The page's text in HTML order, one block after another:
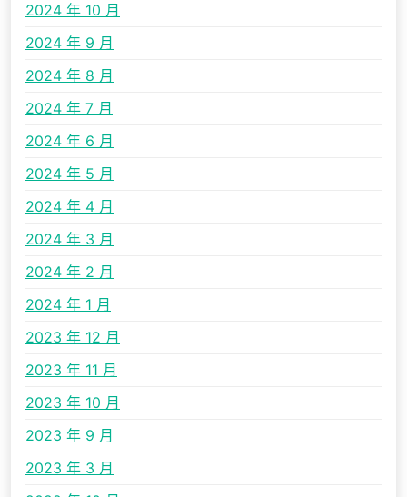
2024 年 10 月
2024 年 9 月
2024 年 8 月
2024 年 7 月
2024 年 6 月
2024 年 5 月
2024 年 4 月
2024 年 3 月
2024 年 2 月
2024 年 1 月
2023 年 12 月
2023 年 11 月
2023 年 10 月
2023 年 9 月
2023 年 3 月